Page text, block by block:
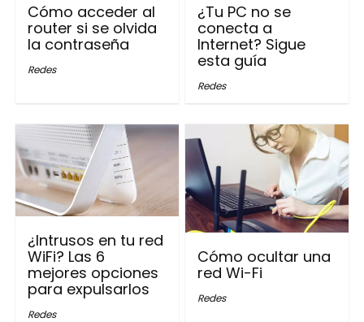
Cómo acceder al
router si se olvida
la contraseña
Redes
¿Tu PC no se
conecta a
Internet? Sigue
esta guía
Redes
¿Intrusos en tu red
WiFi? Las 6
mejores opciones
para expulsarlos
Redes
Cómo ocultar una
red Wi-Fi
Redes